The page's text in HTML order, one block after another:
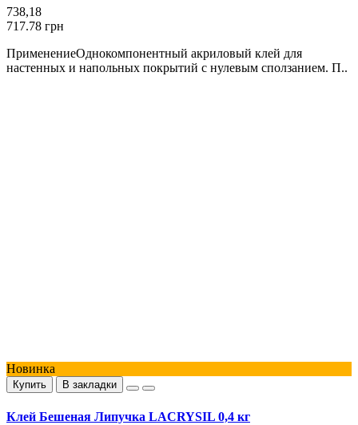
738,18
717.78 грн
ПрименениеОднокомпонентный акриловый клей для
настенных и напольных покрытий с нулевым сползанием. П..
Новинка
Купить В закладки
Клей Бешеная Липучка LACRYSIL 0,4 кг